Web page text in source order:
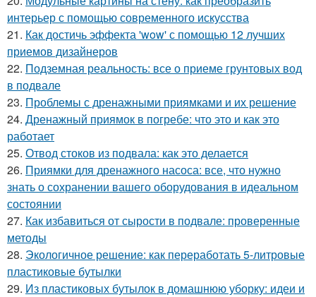
интерьер с помощью современного искусства
21. Как достичь эффекта 'wow' с помощью 12 лучших
приемов дизайнеров
22. Подземная реальность: все о приеме грунтовых вод
в подвале
23. Проблемы с дренажными приямками и их решение
24. Дренажный приямок в погребе: что это и как это
работает
25. Отвод стоков из подвала: как это делается
26. Приямки для дренажного насоса: все, что нужно
знать о сохранении вашего оборудования в идеальном
состоянии
27. Как избавиться от сырости в подвале: проверенные
методы
28. Экологичное решение: как переработать 5-литровые
пластиковые бутылки
29. Из пластиковых бутылок в домашнюю уборку: идеи и